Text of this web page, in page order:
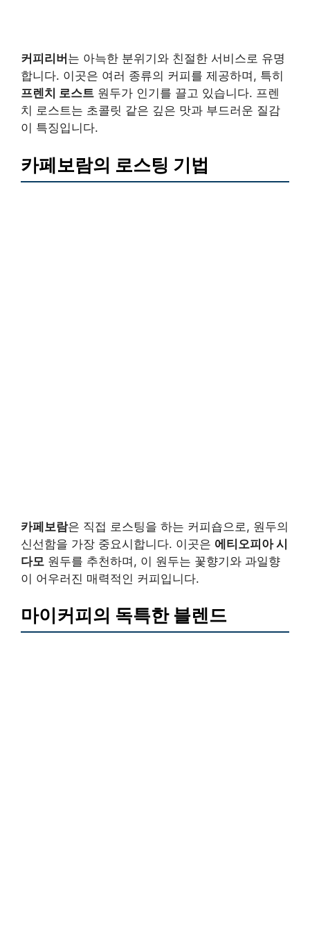
커피리버 는 아늑한 분위기와 친절한 서비스로 유명
합니다. 이곳은 여러 종류의 커피를 제공하며, 특히
프렌치 로스트 원두가 인기를 끌고 있습니다. 프렌
치 로스트는 초콜릿 같은 깊은 맛과 부드러운 질감
이 특징입니다.
카페보람의 로스팅 기법
카페보람은 직접 로스팅을 하는 커피숍으로, 원두의
신선함을 가장 중요시합니다. 이곳은 에티오피아 시
다모 원두를 추천하며, 이 원두는 꽃향기와 과일향
이 어우러진 매력적인 커피입니다.
마이커피의 독특한 블렌드